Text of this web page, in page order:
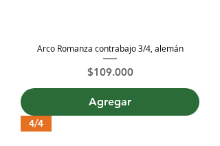
Arco Romanza contrabajo 3/4, alemán
Precio
$109.000
Agregar
4/4